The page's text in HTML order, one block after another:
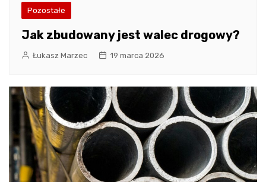
Pozostałe
Jak zbudowany jest walec drogowy?
Łukasz Marzec 19 marca 2026